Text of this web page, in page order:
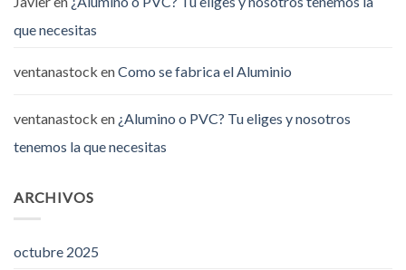
que necesitas
ventanastock enComo se fabrica el Aluminio
ventanastock en ¿Alumino o PVC? Tu eliges y nosotros
tenemos la que necesitas
ARCHIVOS
octubre 2025